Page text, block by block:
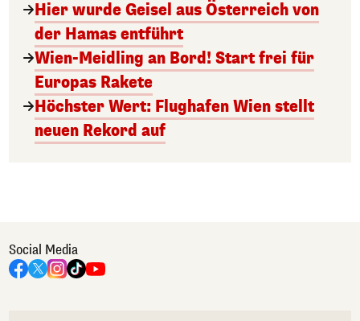
Hier wurde Geisel aus Österreich von
der Hamas entführt
Wien-Meidling an Bord! Start frei für
Europas Rakete
Höchster Wert: Flughafen Wien stellt
neuen Rekord auf
Social Media